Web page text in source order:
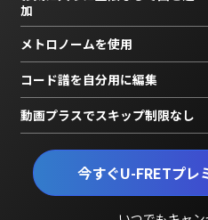
今すぐU-FRETプレ
加
メトロノームを使用
コード譜を自分用に編集
動画プラスでスキップ制限なし